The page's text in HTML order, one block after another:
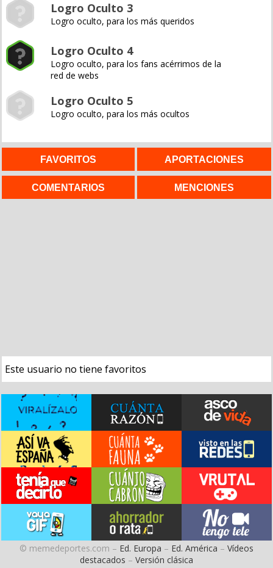
Logro Oculto 3
Logro oculto, para los más queridos
Logro Oculto 4
Logro oculto, para los fans acérrimos de la
red de webs
Logro Oculto 5
Logro oculto, para los más ocultos
FAVORITOS APORTACIONES
COMENTARIOS MENCIONES
Este usuario no tiene favoritos
© memedeportes.com – Ed. Europa – Ed. América – Vídeos
destacados – Versión clásica